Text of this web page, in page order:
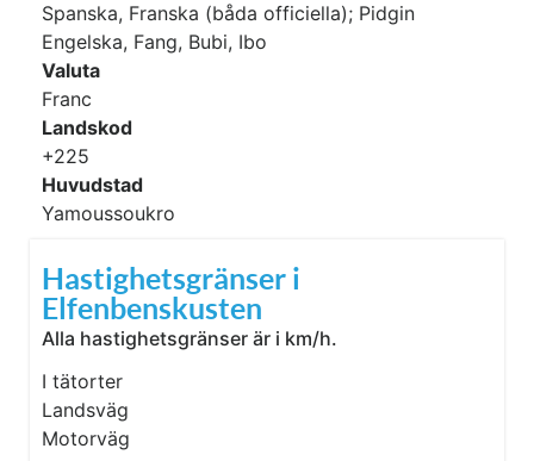
Spanska, Franska (båda officiella); Pidgin
Engelska, Fang, Bubi, Ibo
Valuta
Franc
Landskod
+225
Huvudstad
Yamoussoukro
Hastighetsgränser i
Elfenbenskusten
Alla hastighetsgränser är i km/h.
I tätorter
Landsväg
Motorväg